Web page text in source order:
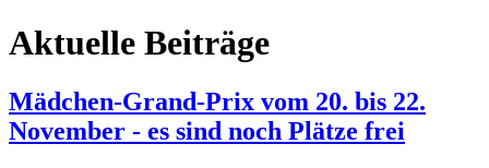
Aktuelle Beiträge
Mädchen-Grand-Prix vom 20. bis 22.
November - es sind noch Plätze frei